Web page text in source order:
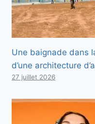
Une baignade dans
d’une architecture
27 juillet 2026